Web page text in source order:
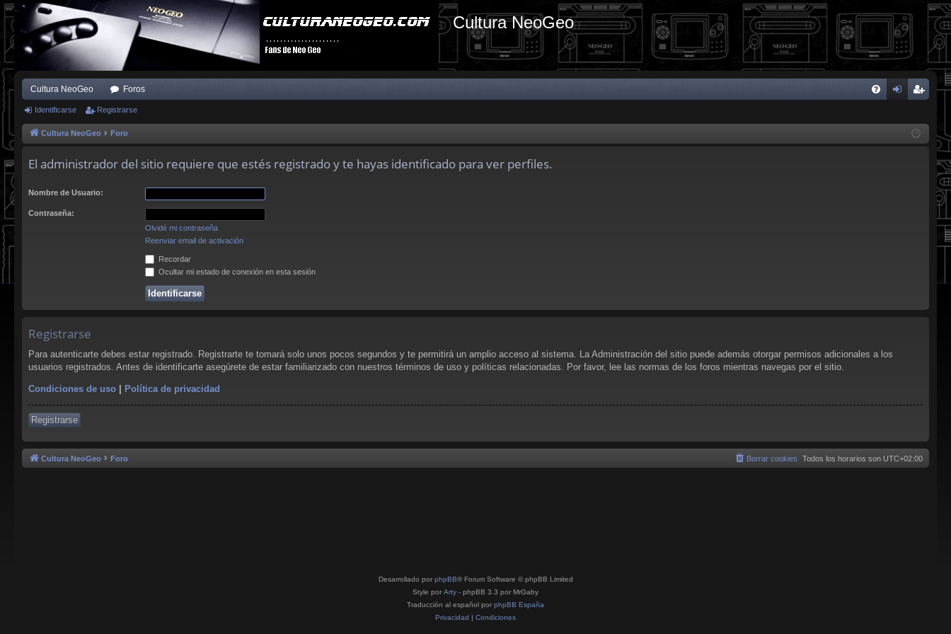
Cultura NeoGeo
Cultura NeoGeo Foros
ist
Identificarse Registrarse
Cultura NeoGeo Foro
El administrador del sitio requiere que estés registrado y te hayas identificado para ver perfiles.
Nombre de Usuario:
Contraseña:
Olvidé mi contraseña
Reenviar email de activación
Recordar
Ocultar mi estado de conexión en esta sesión
Registrarse
Para autenticarte debes estar registrado. Registrarte te tomará solo unos pocos segundos y te permitirá un amplio acceso al sistema. La Administración del sitio puede además otorgar permisos adicionales a los
usuarios registrados. Antes de identificarte asegúrete de estar familiarizado con nuestros términos de uso y políticas relacionadas. Por favor, lee las normas de los foros mientras navegas por el sitio.
Condiciones de uso | Política de privacidad
Registrarse
Cultura NeoGeo Foro Todos los horarios son UTC+02:00
Borrar cookies
Desarrollado por phpBB® Forum Software © phpBB Limited
Style por Arty - phpBB 3.3 por MrGaby
Traducción al español por phpBB España
Privacidad | Condiciones